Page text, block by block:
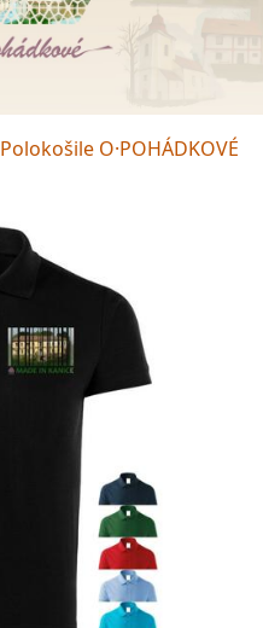
Polokošile O·POHÁDKOVÉ